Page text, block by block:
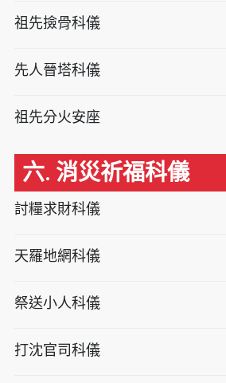
祖先撿骨科儀
先人晉塔科儀
祖先分火安座
六. 消災祈福科儀
討糧求財科儀
天羅地網科儀
祭送小人科儀
打沈官司科儀